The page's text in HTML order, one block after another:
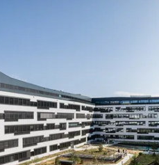
in der
aus. Der
U1 und
Highlight ist
City Airport
Station
und ein
werden im